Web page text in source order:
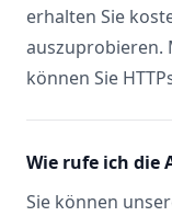
erhalten Sie
auszuprobieren.
können Sie
Wie rufe ich die
Sie können